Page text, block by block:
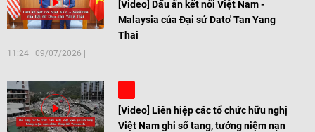
[Video] Dấu ấn kết nối Việt Nam -
Malaysia của Đại sứ Dato' Tan Yang
Thai
11:24 09/07/2026
[Video] Liên hiệp các tổ chức hữu nghị
Việt Nam ghi sổ tang, tưởng niệm nạn